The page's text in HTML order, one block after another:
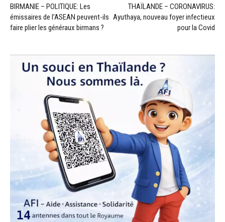
BIRMANIE – POLITIQUE: Les
émissaires de l’ASEAN peuvent-ils
faire plier les généraux birmans ?
THAÏLANDE – CORONAVIRUS:
Ayuthaya, nouveau foyer infectieux
pour la Covid